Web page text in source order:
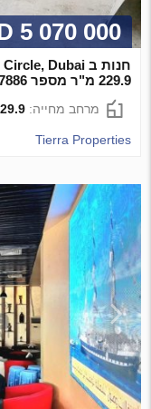
5 070 000 AED
229.9 מ"ר מספר 267886
מרחב מחייה:m²
Tierra Properties